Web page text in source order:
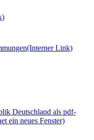
(Interner Link)
Deutschland als pdf-
ein neues Fenster)